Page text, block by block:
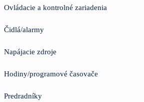
Ovládacie a kontrolné zariadenia
Čidlá/alarmy
Napájacie zdroje
Hodiny/programové časovače
Predradníky